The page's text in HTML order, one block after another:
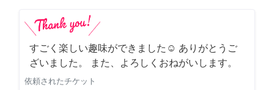
すごく楽しい趣味ができました☺︎ ありがとうご
ざいました。 また、よろしくおねがいします。
依頼されたチケット